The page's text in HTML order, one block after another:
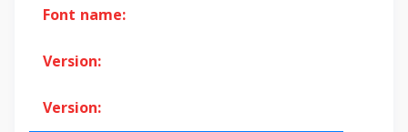
Font name:
Version:
Version: